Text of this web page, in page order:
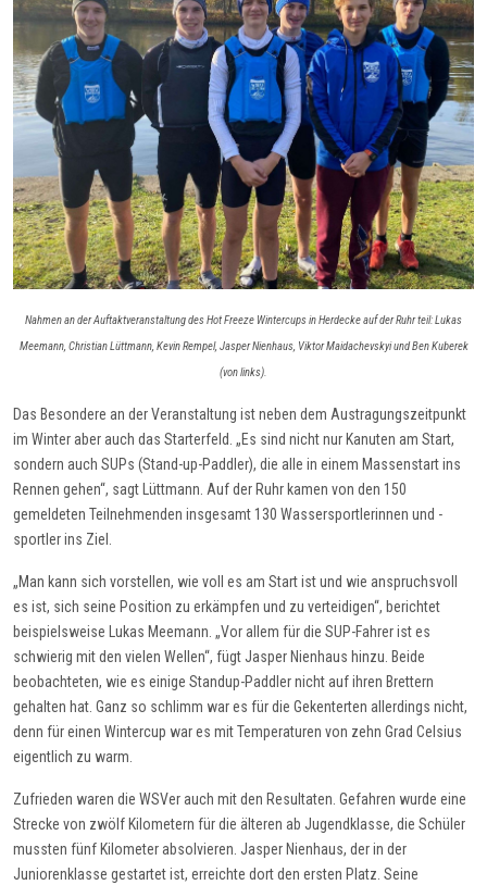
Nahmen an der Auftaktveranstaltung des Hot Freeze Wintercups in Herdecke auf der Ruhr teil: Lukas
Meemann, Christian Lüttmann, Kevin Rempel, Jasper Nienhaus, Viktor Maidachevskyi und Ben Kuberek
(von links).
Das Besondere an der Veranstaltung ist neben dem Austragungszeitpunkt
im Winter aber auch das Starterfeld. „Es sind nicht nur Kanuten am Start,
sondern auch SUPs (Stand-up-Paddler), die alle in einem Massenstart ins
Rennen gehen“, sagt Lüttmann. Auf der Ruhr kamen von den 150
gemeldeten Teilnehmenden insgesamt 130 Wassersportlerinnen und -
sportler ins Ziel.
„Man kann sich vorstellen, wie voll es am Start ist und wie anspruchsvoll
es ist, sich seine Position zu erkämpfen und zu verteidigen“, berichtet
beispielsweise Lukas Meemann. „Vor allem für die SUP-Fahrer ist es
schwierig mit den vielen Wellen“, fügt Jasper Nienhaus hinzu. Beide
beobachteten, wie es einige Standup-Paddler nicht auf ihren Brettern
gehalten hat. Ganz so schlimm war es für die Gekenterten allerdings nicht,
denn für einen Wintercup war es mit Temperaturen von zehn Grad Celsius
eigentlich zu warm.
Zufrieden waren die WSVer auch mit den Resultaten. Gefahren wurde eine
Strecke von zwölf Kilometern für die älteren ab Jugendklasse, die Schüler
mussten fünf Kilometer absolvieren. Jasper Nienhaus, der in der
Juniorenklasse gestartet ist, erreichte dort den ersten Platz. Seine